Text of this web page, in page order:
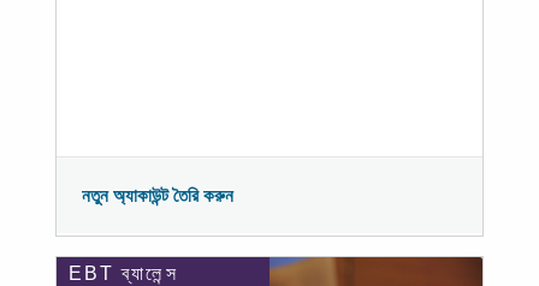
নতুন অ্যাকাউন্ট তৈরি করুন
EBT ব্যালেন্স